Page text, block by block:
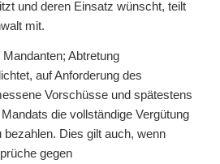
und deren Einsatz wünscht, teilt
mit.
Abtretung
auf Anforderung des
Vorschüsse und spätestens
die vollständige Vergütung
Dies gilt auch, wenn
gegen